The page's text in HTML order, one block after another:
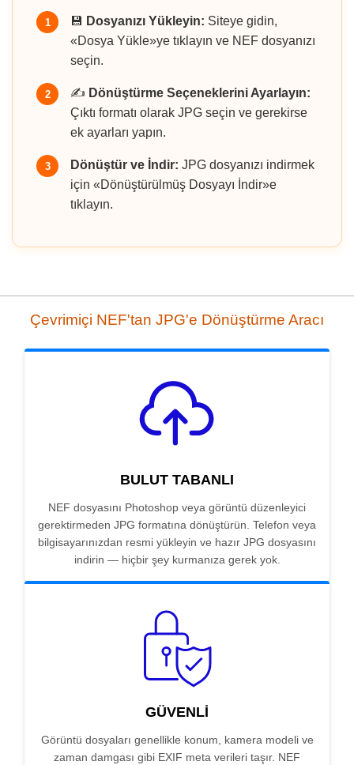
1 💾 Dosyanızı Yükleyin: Siteye gidin,
«Dosya Yükle»ye tıklayın ve NEF dosyanızı
seçin.
2 ✍️ Dönüştürme Seçeneklerini Ayarlayın:
Çıktı formatı olarak JPG seçin ve gerekirse
ek ayarları yapın.
3 Dönüştür ve İndir: JPG dosyanızı indirmek
için «Dönüştürülmüş Dosyayı İndir»e
tıklayın.
Çevrimiçi NEF'tan JPG'e Dönüştürme Aracı
BULUT TABANLI
NEF dosyasını Photoshop veya görüntü düzenleyici
gerektirmeden JPG formatına dönüştürün. Telefon veya
bilgisayarınızdan resmi yükleyin ve hazır JPG dosyasını
indirin — hiçbir şey kurmanıza gerek yok.
GÜVENLI
Görüntü dosyaları genellikle konum, kamera modeli ve
zaman damgası gibi EXIF meta verileri taşır. NEF